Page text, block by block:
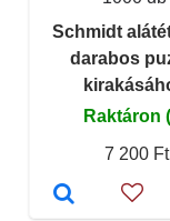
Schmidt
darabos
Raktáron
7 200 Ft